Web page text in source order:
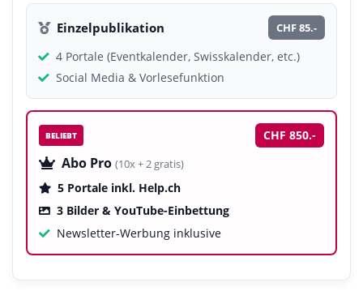
Einzelpublikation CHF 85.-
4 Portale (Eventkalender, Swisskalender, etc.)
Social Media & Vorlesefunktion
BELIEBT CHF 850.-
Abo Pro (10x + 2 gratis)
5 Portale inkl. Help.ch
3 Bilder & YouTube-Einbettung
Newsletter-Werbung inklusive